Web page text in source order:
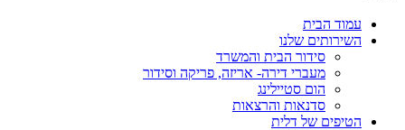
עמוד הבית
השירותים שלנו
סידור הבית והמשרד
מעברי דירה- אריזה, פריקה וסידור
הום סטיילינג
סדנאות והרצאות
הטיפים של דלית